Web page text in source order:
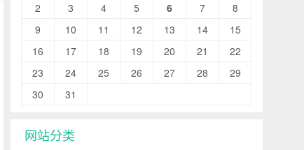
2
3 4 5 6 7
8
9
10 11 12 13 14
15
16
17 18 19 20 21
22
23
24 25 26 27 28
29
30
31
网站分类